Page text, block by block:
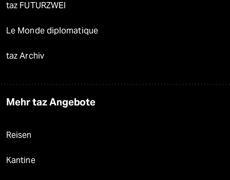
taz FUTURZWEI
Le Monde diplomatique
taz Archiv
Mehr taz Angebote
Reisen
Kantine